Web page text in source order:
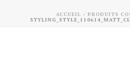
ACCUEIL - PRODUITS